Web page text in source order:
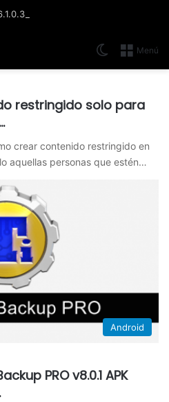
Menú
Switch skin
restringido solo para
crear contenido restringido en
aquellas personas que estén…
Android
PRO v8.0.1 APK